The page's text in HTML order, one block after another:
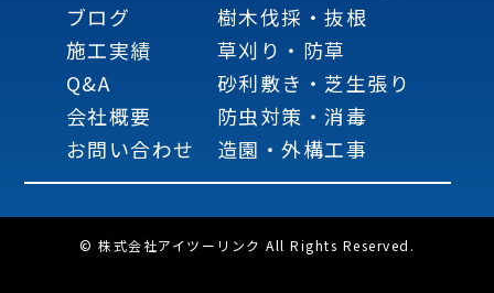
ブログ
施工実績
Q&A
会社概要
お問い合わせ
樹木伐採・抜根
草刈り・防草
砂利敷き・芝生張り
防虫対策・消毒
造園・外構工事
© 株式会社アイツーリンク All Rights Reserved.